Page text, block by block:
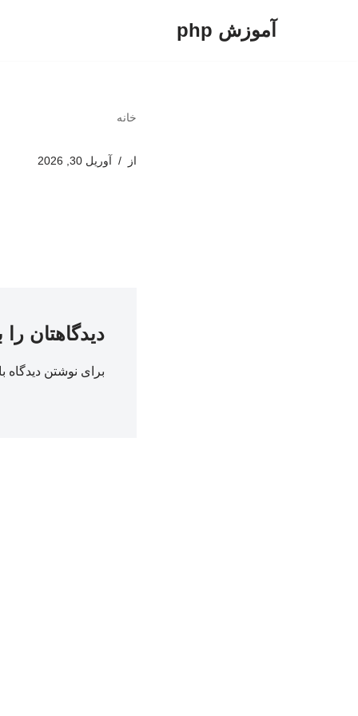
آموزش php
خانه
از آوریل 30, 2026
دیدگاهتان را
برای نوشتن دیدگاه